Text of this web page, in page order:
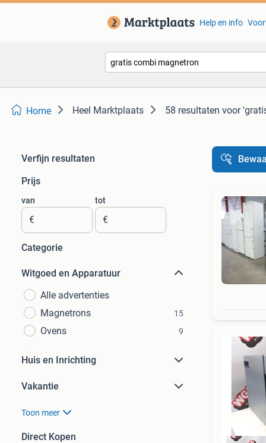
Help en info
Home Heel Marktplaats 58 resultaten voor
Verfijn resultaten
Prijs
van
€
tot
€
Categorie
Witgoed en Apparatuur
Alle advertenties
Magnetrons
15
Ovens 9
Huis en Inrichting
Vakantie
Toon meer
Direct Kopen